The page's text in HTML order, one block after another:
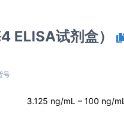
ELISA试剂盒）
号
3.125 ng/mL – 100 ng/mL